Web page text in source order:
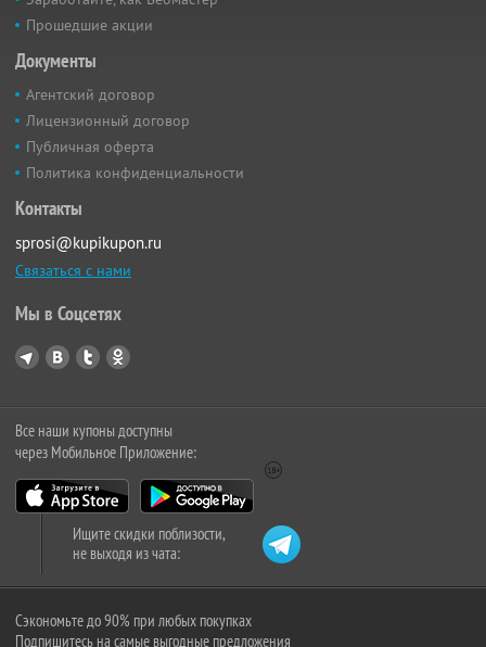
Прошедшие акции
Документы
Агентский договор
Лицензионный договор
Публичная оферта
Политика конфиденциальности
Контакты
sprosi@kupikupon.ru
Связаться с нами
Мы в Соцсетях
Все наши купоны доступны
через Мобильное Приложение:
Ищите скидки поблизости,
не выходя из чата:
Сэкономьте до 90% при любых покупках
Подпишитесь на самые выгодные предложения